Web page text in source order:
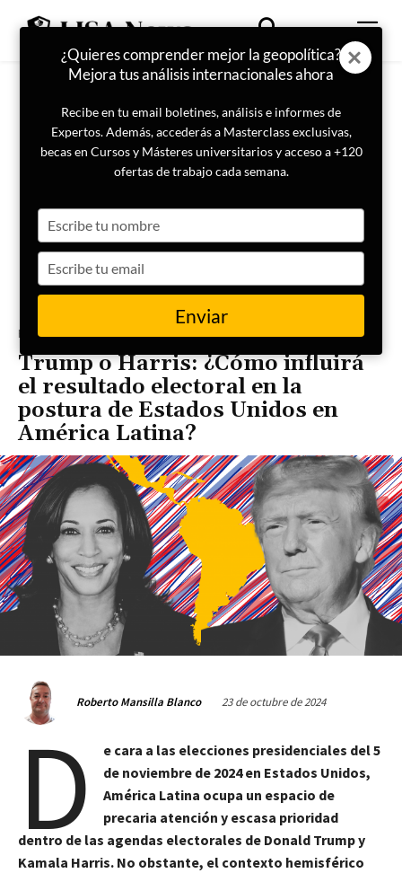
Portada Geopolítica
Trump o Harris: ¿Cómo influirá
el resultado electoral en la
postura de Estados Unidos en
América Latina?
Roberto Mansilla Blanco 23 de octubre de 2024
D
e cara a las elecciones presidenciales del 5
de noviembre de 2024 en Estados Unidos,
América Latina ocupa un espacio de
precaria atención y escasa prioridad
dentro de las agendas electorales de Donald Trump y
Kamala Harris. No obstante, el contexto hemisférico
¿Quieres comprender mejor la geopolítica?
Mejora tus análisis internacionales ahora
Recibe en tu email boletines, análisis e informes de
Expertos. Además, accederás a Masterclass exclusivas,
becas en Cursos y Másteres universitarios y acceso a +120
ofertas de trabajo cada semana.
your
name
your
email
Enviar